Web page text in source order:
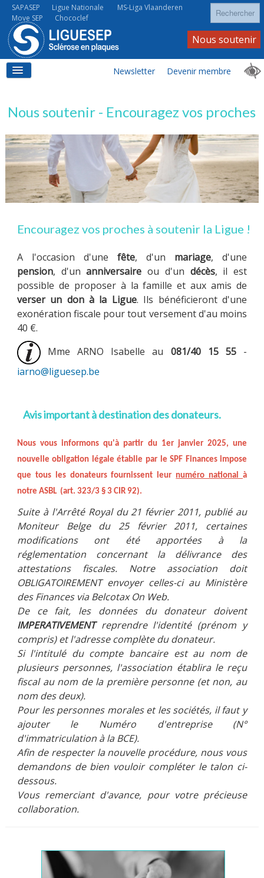
Ligue Nationale MS-Liga Vlaanderen
SAPASEP
Move SEP
Chococlef
Rechercher
LA SEP
LA SEP AU QUOTIDIEN
À VOS CÔTÉS
MULTIMÉDIA
LA LIGUE
CONTACTS
Newsletter
Nous soutenir
Devenir membre
Nous soutenir - Encouragez vos proches
Encouragez vos proches à soutenir la Ligue !
A l'occasion d'une fête, d'un mariage, d'une
pension, d'unanniversaire ou d'un décès, il est
possible de proposer à la famille et aux amis de
verser un don à la Ligue. Ils bénéficieront d'une
exonération fiscale pour tout versement d'au moins
40 €.
Mme ARNO Isabelle au 081/40 15 55-
iarno@liguesep.be
Avis important à destination des donateurs.
Nous vous informons qu'à partir du 1er janvier 2025, une
nouvelle obligation légale établie par le SPF Finances impose
que tous les donateurs fournissent leur numéro nationalà
notre ASBL (art. 323/3 § 3 CIR 92).
Suite à l'Arrêté Royal du 21 février 2011, publié au
Moniteur Belge du 25 février 2011, certaines
modifications ont été apportées à la
réglementation concernant la délivrance des
attestations fiscales. Notre association doit
OBLIGATOIREMENT envoyer celles-ci au Ministère
des Finances via Belcotax On Web.
De ce fait, les données du donateur doivent
IMPERATIVEMENTreprendre l'identité (prénom y
compris) et l'adresse complète du donateur.
Si l'intitulé du compte bancaire est au nom de
plusieurs personnes, l'association établira le reçu
fiscal au nom de la première personne (et non, au
nom des deux).
Pour les personnes morales et les sociétés, il faut y
ajouter le Numéro d'entreprise (N°
d'immatriculation à la BCE).
Afin de respecter la nouvelle procédure, nous vous
demandons de bien vouloir compléter le talon ci-
dessous.
Vous remerciant d'avance, pour votre précieuse
collaboration.